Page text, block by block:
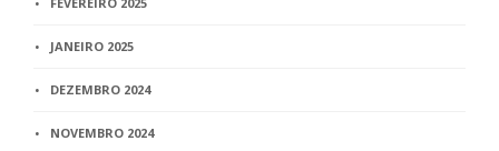
JANEIRO 2025
DEZEMBRO 2024
NOVEMBRO 2024